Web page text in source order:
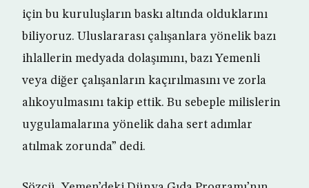
için bu kuruluşların baskı altında olduklarını
biliyoruz. Uluslararası çalışanlara yönelik bazı
ihlallerin medyada dolaşımını, bazı Yemenli
veya diğer çalışanların kaçırılmasını ve zorla
alıkoyulmasını takip ettik. Bu sebeple milislerin
uygulamalarına yönelik daha sert adımlar
atılmak zorunda” dedi.